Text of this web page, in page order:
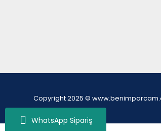
WhatsApp Sipariş
Copyright 2025 ©